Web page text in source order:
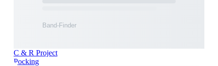
C & R Project
Pocking